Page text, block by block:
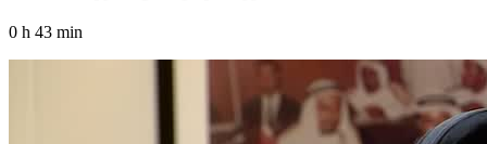
0 h 43 min